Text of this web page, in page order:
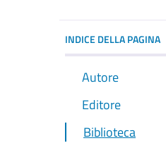
INDICE DELLA PAGINA
Autore
Editore
Biblioteca